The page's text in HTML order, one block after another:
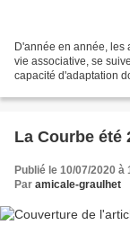
D'année en année,
vie associative, se
capacité d'adaptation
La Courbe été
Publié le 10/07/2020 à
Par amicale-graulhet